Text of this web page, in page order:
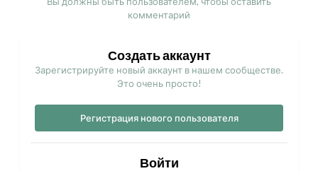
комментарий
Создать аккаунт
Зарегистрируйте новый аккаунт в нашем сообществе.
Это очень просто!
Регистрация нового пользователя
Войти